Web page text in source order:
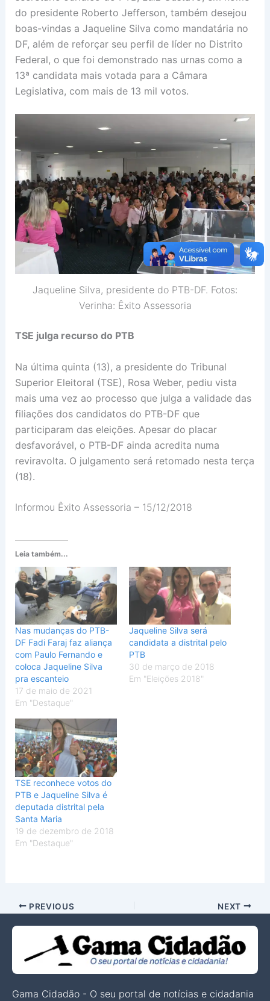
do presidente Roberto Jefferson, também desejou
boas-vindas a Jaqueline Silva como mandatária no
DF, além de reforçar seu perfil de líder no Distrito
Federal, o que foi demonstrado nas urnas como a
13ª candidata mais votada para a Câmara
Legislativa, com mais de 13 mil votos.
Jaqueline Silva, presidente do PTB-DF. Fotos:
Verinha: Êxito Assessoria
TSE julga recurso do PTB
Na última quinta (13), a presidente do Tribunal
Superior Eleitoral (TSE), Rosa Weber, pediu vista
mais uma vez ao processo que julga a validade das
filiações dos candidatos do PTB-DF que
participaram das eleições. Apesar do placar
desfavorável, o PTB-DF ainda acredita numa
reviravolta. O julgamento será retomado nesta terça
(18).
Informou Êxito Assessoria – 15/12/2018
Leia também...
Nas mudanças do PTB-
DF Fadi Faraj faz aliança
com Paulo Fernando e
coloca Jaqueline Silva
pra escanteio
17 de maio de 2021
Em "Destaque"
Jaqueline Silva será
candidata a distrital pelo
PTB
30 de março de 2018
Em "Eleições 2018"
TSE reconhece votos do
PTB e Jaqueline Silva é
deputada distrital pela
Santa Maria
19 de dezembro de 2018
Em "Destaque"
PREVIOUS NEXT
Gama Cidadão - O seu portal de notícias e cidadania